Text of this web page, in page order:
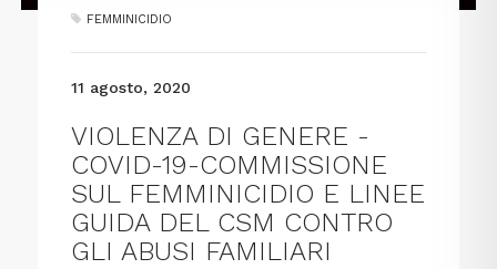
FEMMINICIDIO
11 agosto, 2020
VIOLENZA DI GENERE -
COVID-19-COMMISSIONE
SUL FEMMINICIDIO E LINEE
GUIDA DEL CSM CONTRO
GLI ABUSI FAMILIARI